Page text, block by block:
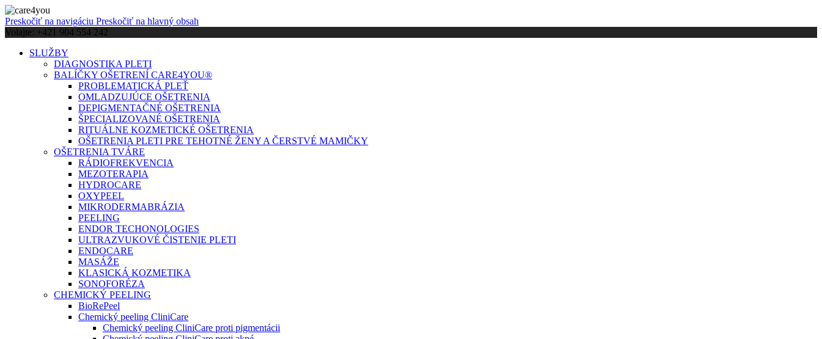
Preskočiť na navigáciu Preskočiť na hlavný obsah
Volajte: +421 904 554 242
SLUŽBY
DIAGNOSTIKA PLETI
BALÍČKY OŠETRENÍ CARE4YOU®
PROBLEMATICKÁ PLEŤ
OMLADZUJÚCE OŠETRENIA
DEPIGMENTAČNÉ OŠETRENIA
ŠPECIALIZOVANÉ OŠETRENIA
RITUÁLNE KOZMETICKÉ OŠETRENIA
OŠETRENIA PLETI PRE TEHOTNÉ ŽENY A ČERSTVÉ MAMIČKY
OŠETRENIA TVÁRE
RÁDIOFREKVENCIA
MEZOTERAPIA
HYDROCARE
OXYPEEL
MIKRODERMABRÁZIA
PEELING
ENDOR TECHONOLOGIES
ULTRAZVUKOVÉ ČISTENIE PLETI
ENDOCARE
MASÁŽE
KLASICKÁ KOZMETIKA
SONOFORÉZA
CHEMICKÝ PEELING
BioRePeel
Chemický peeling CliniCare
Chemický peeling CliniCare proti pigmentácii